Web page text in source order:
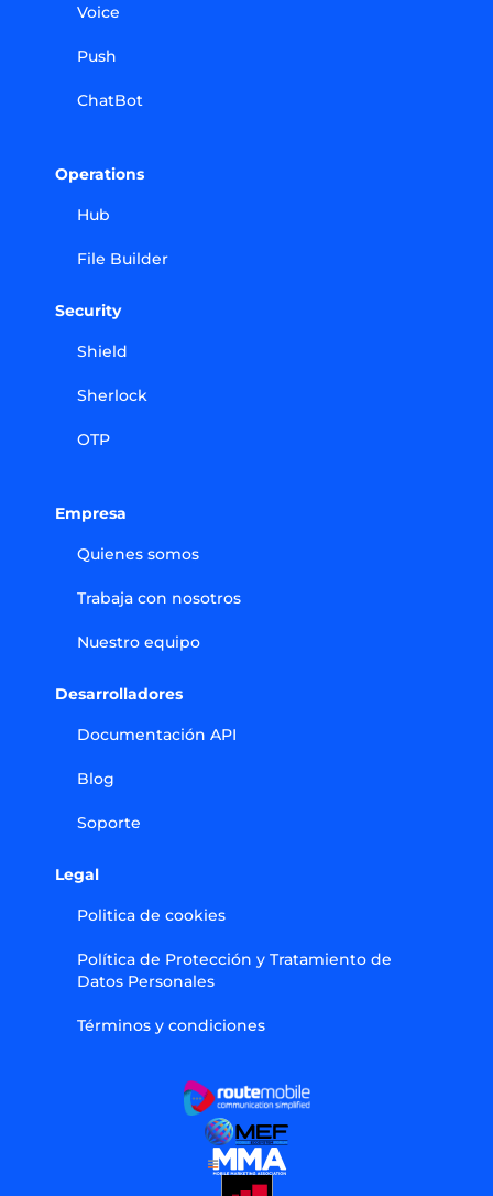
Voice
Push
ChatBot
Operations
Hub
File Builder
Security
Shield
Sherlock
OTP
Empresa
Quienes somos
Trabaja con nosotros
Nuestro equipo
Desarrolladores
Documentación API
Blog
Soporte
Legal
Politica de cookies
Política de Protección y Tratamiento de
Datos Personales
Términos y condiciones